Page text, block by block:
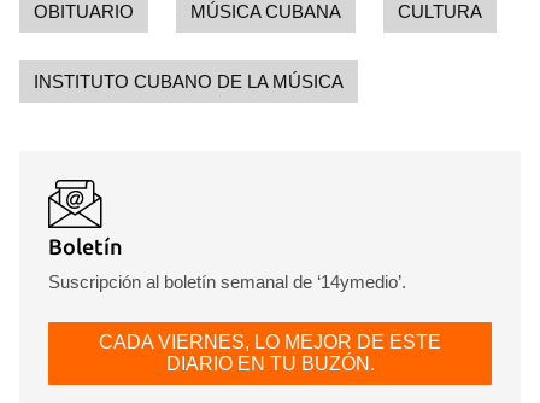
Para poder guardar como favorito, primero has de
iniciar sesión con tu cuenta de 14ymedio.
INICIAR SESIÓN CANCELAR
OBITUARIO MÚSICA CUBANA CULTURA
INSTITUTO CUBANO DE LA MÚSICA
Boletín
Suscripción al boletín semanal de ‘14ymedio’.
CADA VIERNES, LO MEJOR DE ESTE
DIARIO EN TU BUZÓN.